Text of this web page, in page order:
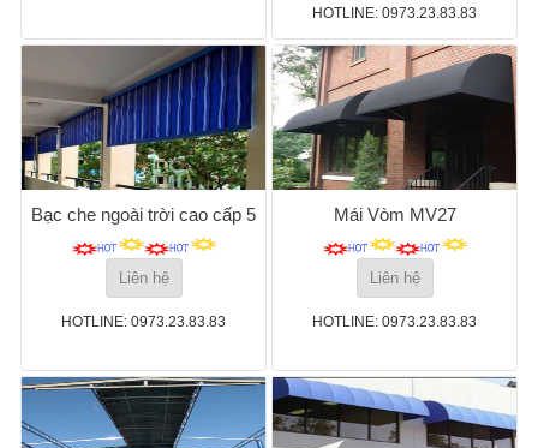
HOTLINE: 0973.23.83.83
Bạc che ngoài trời cao cấp 5
Liên hệ
HOTLINE: 0973.23.83.83
Mái Vòm MV27
Liên hệ
HOTLINE: 0973.23.83.83